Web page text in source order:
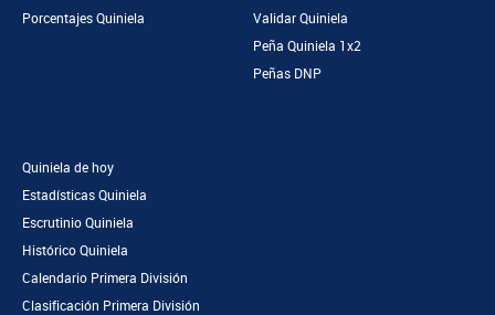
Porcentajes Quiniela
Validar Quiniela
Peña Quiniela 1x2
Peñas DNP
Quiniela de hoy
Estadísticas Quiniela
Escrutinio Quiniela
Histórico Quiniela
Calendario Primera División
Clasificación Primera División